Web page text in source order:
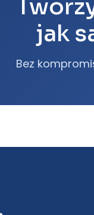
jak
Bez